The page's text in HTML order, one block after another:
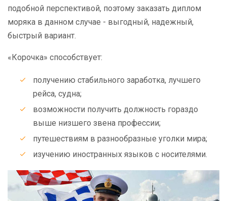
подобной перспективой, поэтому заказать диплом
моряка в данном случае - выгодный, надежный,
быстрый вариант.
«Корочка» способствует:
получению стабильного заработка, лучшего
рейса, судна;
возможности получить должность гораздо
выше низшего звена профессии;
путешествиям в разнообразные уголки мира;
изучению иностранных языков с носителями.